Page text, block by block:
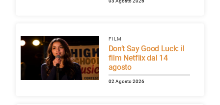
FILM
Don’t Say Good Luck: il
film Netflix dal 14
agosto
02 Agosto 2026